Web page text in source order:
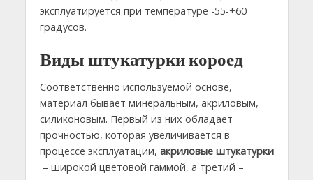
эксплуатируется при температуре -55-+60
градусов.
Виды штукатурки короед
Соответственно используемой основе,
материал бывает минеральным, акриловым,
силиконовым. Первый из них обладает
прочностью, которая увеличивается в
процессе эксплуатации, акриловые штукатурки
– широкой цветовой гаммой, а третий –